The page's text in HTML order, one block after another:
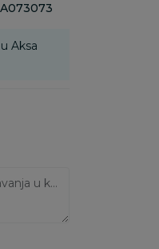
A073073
Aksa
Ukoliko imate napomene, ostavite ih u komentarima pre dodavanja u korpu: